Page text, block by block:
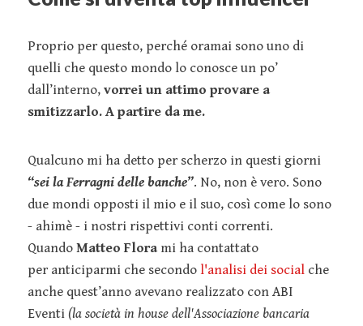
Proprio per questo, perché oramai sono uno di
quelli che questo mondo lo conosce un po’
dall’interno, vorrei un attimo provare a
smitizzarlo. A partire da me.
Qualcuno mi ha detto per scherzo in questi giorni
“sei la Ferragni delle banche”. No, non è vero. Sono
due mondi opposti il mio e il suo, così come lo sono
- ahimè - i nostri rispettivi conti correnti.
Quando Matteo Florami ha contattato
per anticiparmi che secondo l'analisi dei social che
anche quest’anno avevano realizzato con ABI
Eventi (la società in house dell'Associazione bancaria